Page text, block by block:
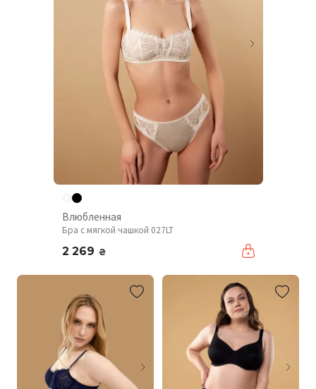
Влюбленная
Бра с мягкой чашкой 027LT
2 269 ₴